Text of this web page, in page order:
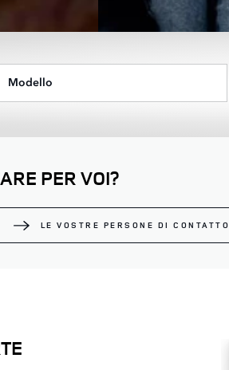
Modello
PER VOI?
LE VOSTRE PERSONE DI CONTATTO